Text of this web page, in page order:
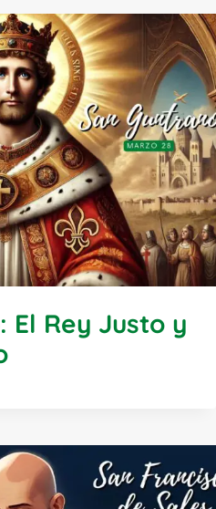
El Rey Justo y